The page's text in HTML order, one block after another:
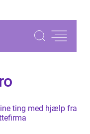
ting med hjælp fra